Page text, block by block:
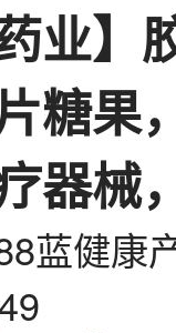
药业
糖果
器械
蓝健康